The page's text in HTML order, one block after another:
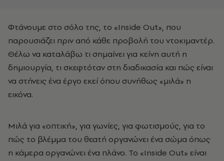
Φτάνουμε στο σόλο της, το «Ιnside Οut», που
παρουσιάζει πριν από κάθε προβολή του ντοκιμαντέρ.
Θέλω να καταλάβω τι σημαίνει για κείνη αυτή η
δημιουργία, τι σκεφτόταν στη διαδικασία και πώς είναι
να στήνεις ένα έργο εκεί όπου συνήθως «μιλά» η
εικόνα.
Μιλά για «οπτική», για γωνίες, για φωτισμούς, για το
πώς το βλέμμα του θεατή οργανώνει ένα σώμα όπως
η κάμερα οργανώνει ένα πλάνο. Το «Inside Out» είναι